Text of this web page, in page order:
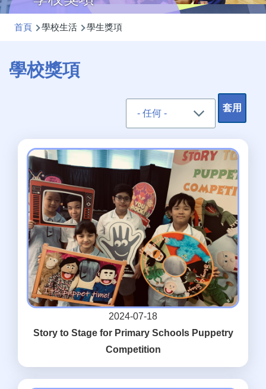
導
連
結
首頁 學校生活 學生獎項
學校獎項
2024-07-18
Story to Stage for Primary Schools Puppetry
Competition